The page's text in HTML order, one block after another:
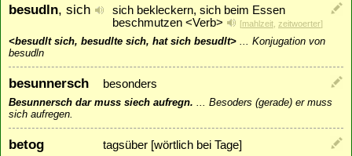
besudln, sich
sich bekleckern, sich beim Essen
beschmutzen <Verb>
[mahlzeit zeitwoerter]
<besudlt sich, besudlte sich, hat sich besudlt>
Konjugation von
besudln
besunnersch besonders
Besunnersch dar muss siech aufregn.
Besoders (gerade) er muss
sich aufregen.
betog tagsüber [wörtlich bei Tage]